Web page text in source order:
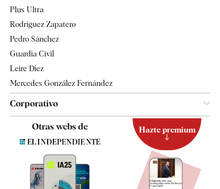
Televisión
Plus Ultra
Rodríguez Zapatero
Pedro Sánchez
Guardia Civil
Leire Díez
Mercedes González Fernández
Corporativo
Quiénes somos
Otras webs de Hazte premium